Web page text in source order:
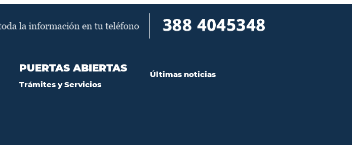
PUERTAS ABIERTAS
Trámites y Servicios
Últimas noticias